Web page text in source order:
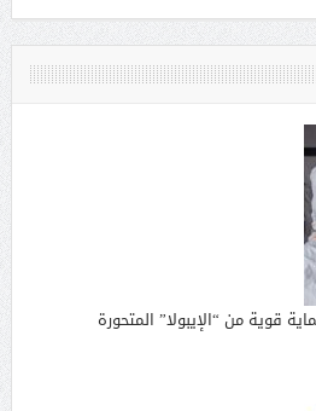
قوية من “الإيبولا” المتحورة